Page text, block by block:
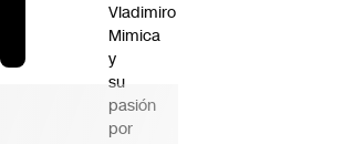
Vladimiro
Mimica
y
su
pasión
por